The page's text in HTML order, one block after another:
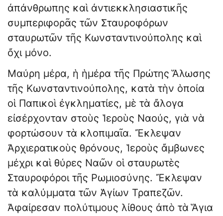
ἀπάνθρωπης καὶ ἀντιεκκλησιαστικῆς
συμπεριφορᾶς τῶν Σταυροφόρων
σταυρωτῶν τῆς Κωνσταντινούπολης καὶ
ὄχι μόνο.
Μαύρη μέρα, ἡ ἡμέρα τῆς Πρώτης Ἅλωσης
τῆς Κωνσταντινούπολης, κατὰ τὴν ὁποία
οἱ Παπικοὶ ἐγκληματίες, μὲ τὰ ἄλογα
εἰσέρχονταν στοὺς Ἱεροὺς Ναούς, γιὰ νὰ
φορτώσουν τὰ κλοπιμαῖα. Ἔκλεψαν
Ἀρχιερατικοὺς θρόνους, Ἱεροὺς ἄμβωνες
μέχρι καὶ θύρες Ναῶν οἱ σταυρωτὲς
Σταυροφόροι τῆς Ρωμιοσύνης. Ἔκλεψαν
τὰ καλύμματα τῶν Ἁγίων Τραπεζῶν.
Ἀφαίρεσαν πολύτιμους λίθους ἀπὸ τὰ Ἅγια